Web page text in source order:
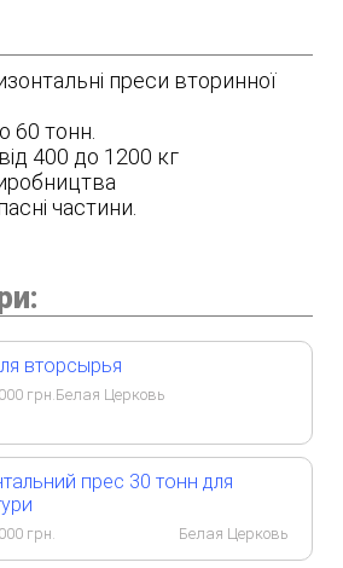
преси вторинної
60 тонн.
400 до 1200 кг
частини.
вторсырья
грн.Белая Церковь
прес 30 тонн для
грн. Белая Церковь